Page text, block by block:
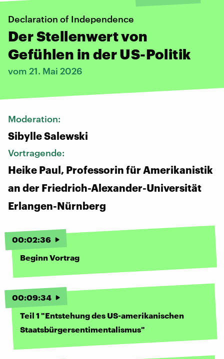
Declaration of Independence
Der Stellenwert von
Gefühlen in der US-Politik
vom 21. Mai 2026
Moderation:
Sibylle Salewski
Vortragende:
Heike Paul, Professorin für Amerikanistik
an der Friedrich-Alexander-Universität
Erlangen-Nürnberg
00:02:36
Beginn Vortrag
00:09:34
Teil 1 "Entstehung des US-amerikanischen
Staatsbürgersentimentalismus"